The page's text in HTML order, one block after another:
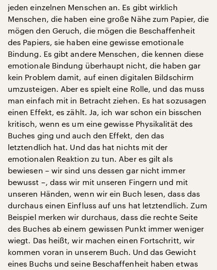
jeden einzelnen Menschen an. Es gibt wirklich
Menschen, die haben eine große Nähe zum Papier, die
mögen den Geruch, die mögen die Beschaffenheit
des Papiers, sie haben eine gewisse emotionale
Bindung. Es gibt andere Menschen, die kennen diese
emotionale Bindung überhaupt nicht, die haben gar
kein Problem damit, auf einen digitalen Bildschirm
umzusteigen. Aber es spielt eine Rolle, und das muss
man einfach mit in Betracht ziehen. Es hat sozusagen
einen Effekt, es zählt. Ja, ich war schon ein bisschen
kritisch, wenn es um eine gewisse Physikalität des
Buches ging und auch den Effekt, den das
letztendlich hat. Und das hat nichts mit der
emotionalen Reaktion zu tun. Aber es gilt als
bewiesen – wir sind uns dessen gar nicht immer
bewusst –, dass wir mit unseren Fingern und mit
unseren Händen, wenn wir ein Buch lesen, dass das
durchaus einen Einfluss auf uns hat letztendlich. Zum
Beispiel merken wir durchaus, dass die rechte Seite
des Buches ab einem gewissen Punkt immer weniger
wiegt. Das heißt, wir machen einen Fortschritt, wir
kommen voran in unserem Buch. Und das Gewicht
eines Buchs und seine Beschaffenheit haben etwas